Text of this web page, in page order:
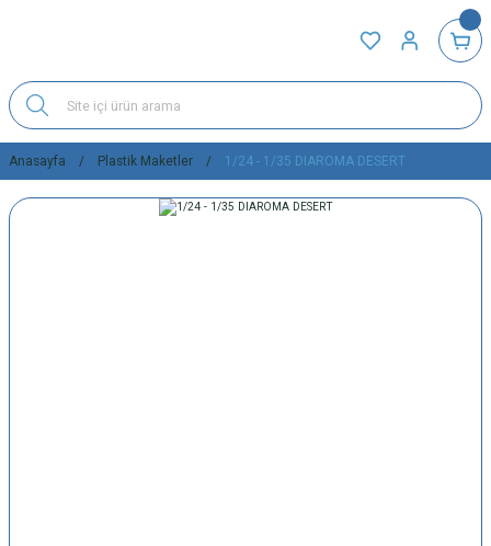
Anasayfa Plastik Maketler 1/24 - 1/35 DIAROMA DESERT